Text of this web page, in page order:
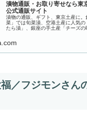
漬物通販・お取り寄せなら東
公式通販サイト
漬物の通販、ギフト、東京土産に
菜」では旬菜漬、空港土産に人気
たら漬」、銀座の手土産「チーズ
／フジモンさん